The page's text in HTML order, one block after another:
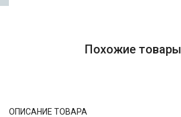
Похожие товары
ОПИСАНИЕ ТОВАРА